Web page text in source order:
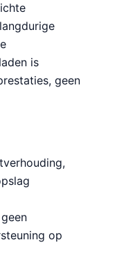
is
geen
op